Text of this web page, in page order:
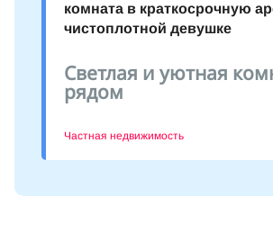
комната в краткосрочную
чистоплотной девушке
Светлая и уютная
рядом
Частная недвижимость